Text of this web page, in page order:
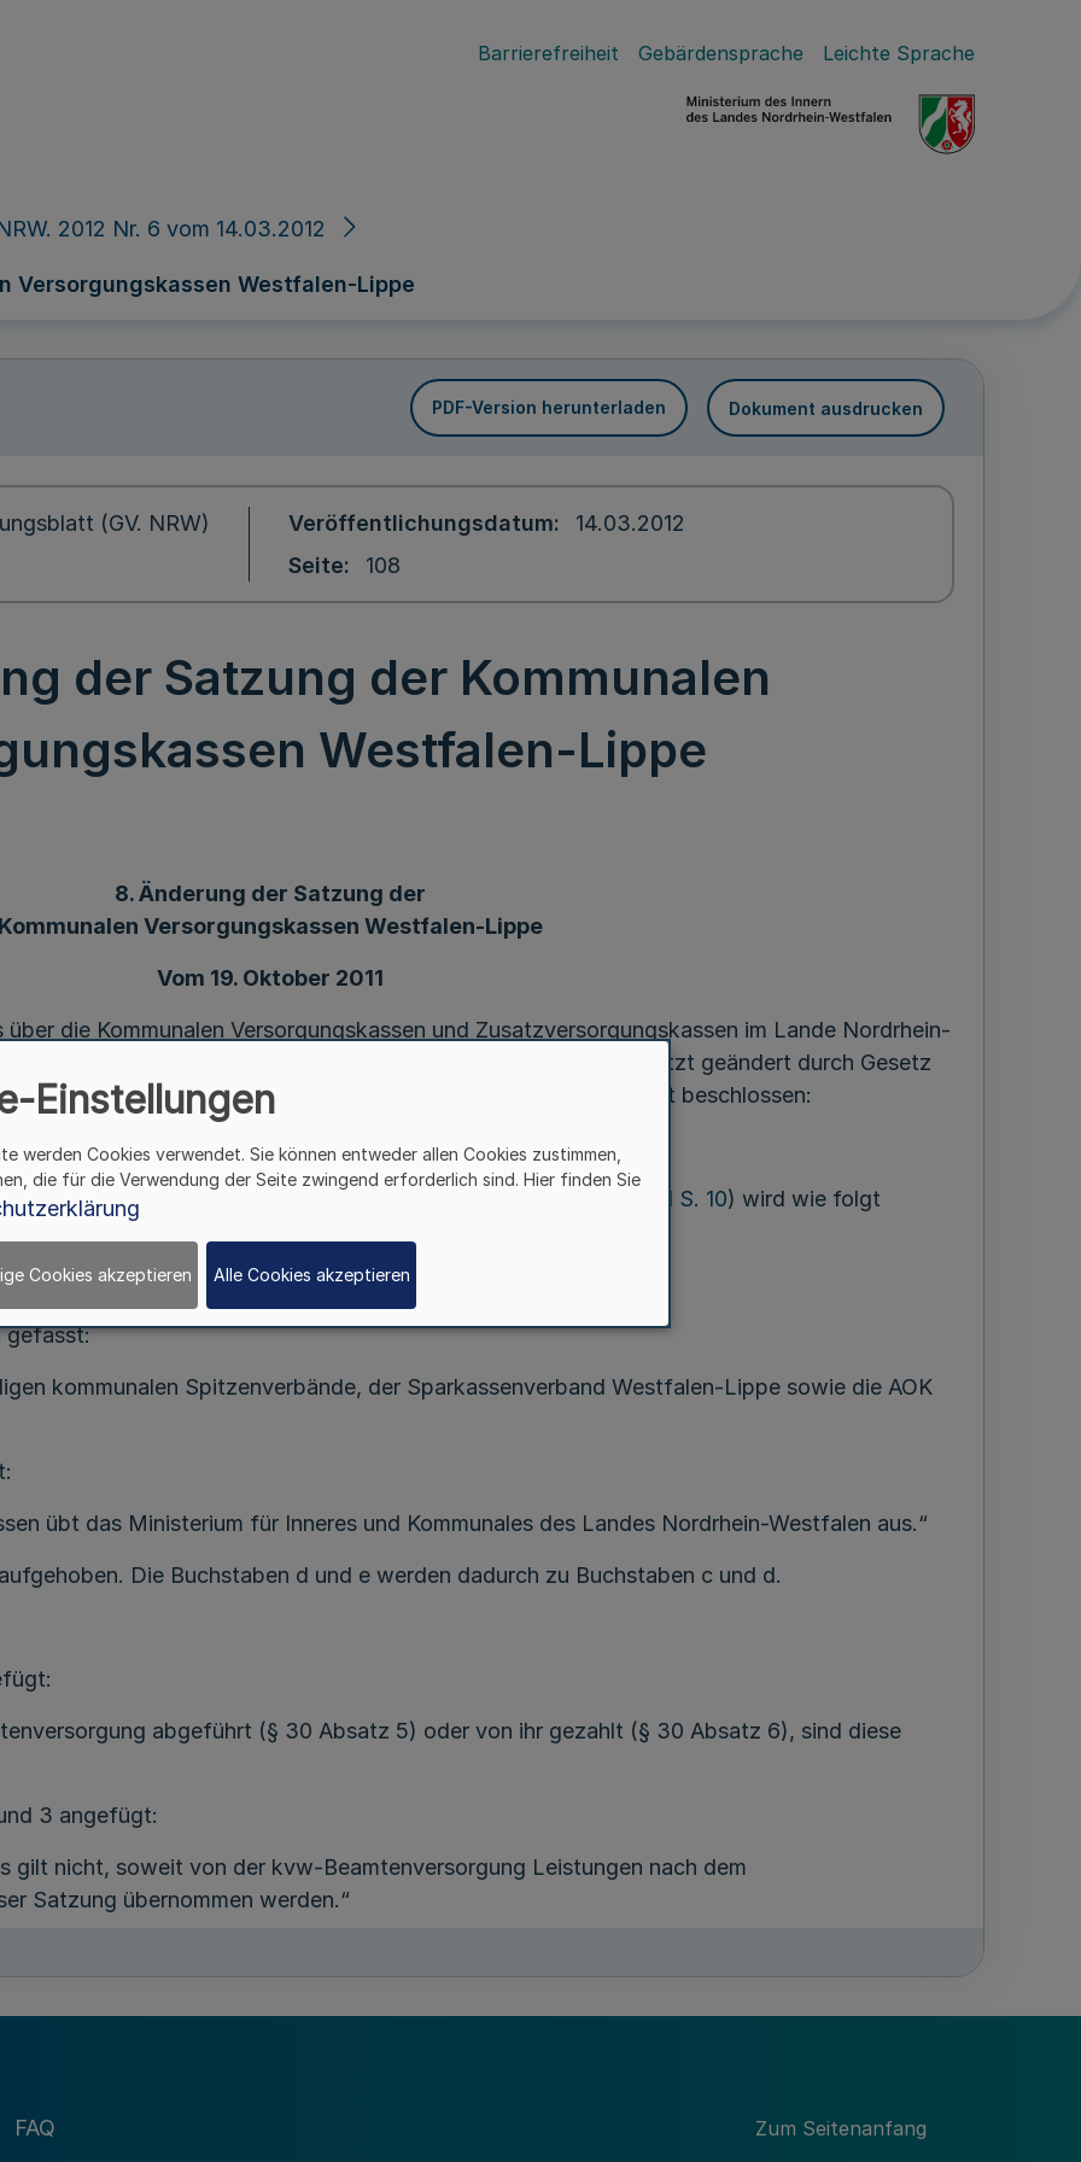
Barrierefreiheit Gebärdensprache Leichte Sprache
2012 Nr. 6 vom 14.03.2012
Versorgungskassen Westfalen-Lippe
PDF-Version herunterladen Dokument ausdrucken
(GV. NRW)
Veröffentlichungsdatum
14.03.2012
Seite
108
der Satzung der Kommunalen
Westfalen-Lippe
8. Änderung der Satzung der
Kommunalen Versorgungskassen Westfalen-Lippe
Vom 19. Oktober 2011
die Kommunalen Versorgungskassen und Zusatzversorgungskassen im Lande Nordrhein-
vom 6. November 1984 (GV. NRW. S. 694, ber. S. 748), zuletzt geändert durch Gesetz
der Verwaltungsrat in seiner Sitzung am 19. Oktober 2011 wie folgt beschlossen:
1.
Westfalen-Lippe vom 24. November 2010 ( GV. NRW. 2011 S. 10) wird wie folgt
durch das Wort „Zahlung“ ersetzt.
gefasst:
kommunalen Spitzenverbände, der Sparkassenverband Westfalen-Lippe sowie die AOK
übt das Ministerium für Inneres und Kommunales des Landes Nordrhein-Westfalen aus.“
Die Buchstaben d und e werden dadurch zu Buchstaben c und d.
abgeführt (§ 30 Absatz 5) oder von ihr gezahlt (§ 30 Absatz 6), sind diese
3 angefügt:
gilt nicht, soweit von der kvw-Beamtenversorgung Leistungen nach dem
Satzung übernommen werden.“
FAQ Zum Seitenanfang
Einstellungen
werden Cookies verwendet. Sie können entweder allen Cookies zustimmen,
die für die Verwendung der Seite zwingend erforderlich sind. Hier finden Sie
Cookies akzeptieren Alle Cookies akzeptieren